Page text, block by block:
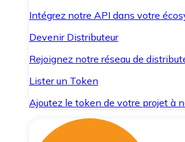
Intégrez notre API dans votre
Devenir Distributeur
Rejoignez notre réseau de
Lister un Token
Ajoutez le token de votre projet à